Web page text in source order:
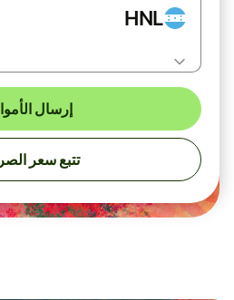
HNL
إرسال الأموال
تتبع سعر الصرف